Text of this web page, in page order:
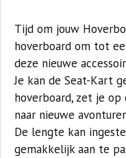
Tijd om jouw
hoverboard om tot
deze nieuwe
Je kan de Seat-Kart
hoverboard, zet je
naar nieuwe
De lengte kan
gemakkelijk aan te